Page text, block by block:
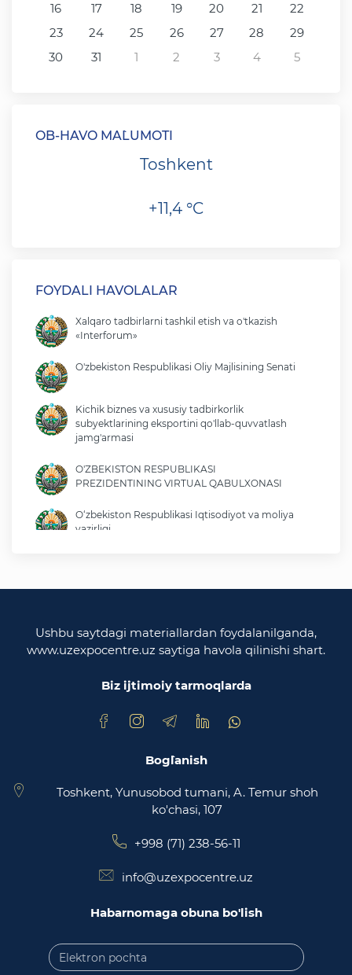
16
17 18 19 20 21
22
23
24 25 26 27 28
29
30
31 1 2 3 4 5
OB-HAVO MA`LUMOTI
Toshkent
+11,4 °C
FOYDALI HAVOLALAR
Xalqaro tadbirlarni tashkil etish va o'tkazish
«Interforum»
O'zbekiston Respublikasi Oliy Majlisining Senati
Kichik biznes va xususiy tadbirkorlik
subyektlarining eksportini qo'llab-quvvatlash
jamg'armasi
O'ZBEKISTON RESPUBLIKASI
PREZIDENTINING VIRTUAL QABULXONASI
O‘zbekiston Respublikasi Iqtisodiyot va moliya
vazirligi
O‘zbekiston Respublikasi Adliya vazirligi
Trade Uzbekistan milliy eksportbop savdo
Ushbu saytdagi materiallardan foydalanilganda,
www.uzexpocentre.uz saytiga havola qilinishi shart.
Biz ijtimoiy tarmoqlarda
Bog`lanish
Toshkent, Yunusobod tumani, A. Temur shoh
ko'chasi, 107
+998 (71) 238-56-11
info@uzexpocentre.uz
Habarnomaga obuna bo'lish